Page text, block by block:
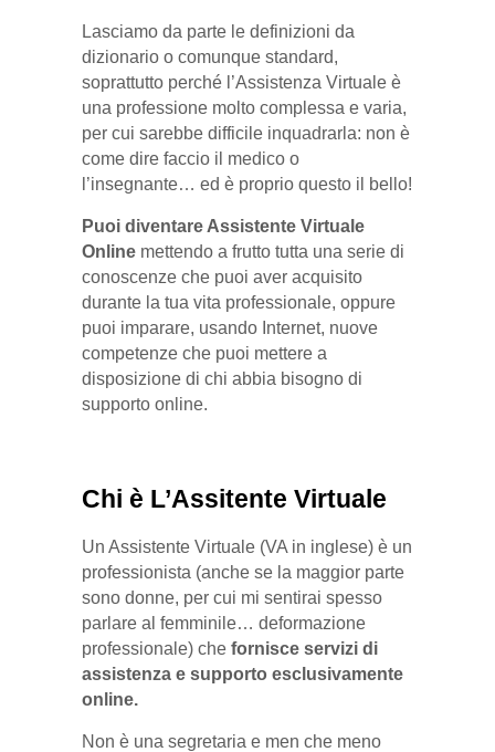
Lasciamo da parte le definizioni da
dizionario o comunque standard,
soprattutto perché l’Assistenza Virtuale è
una professione molto complessa e varia,
per cui sarebbe difficile inquadrarla: non è
come dire faccio il medico o
l’insegnante… ed è proprio questo il bello!
Puoi diventare Assistente Virtuale
Online mettendo a frutto tutta una serie di
conoscenze che puoi aver acquisito
durante la tua vita professionale, oppure
puoi imparare, usando Internet, nuove
competenze che puoi mettere a
disposizione di chi abbia bisogno di
supporto online.
Chi è L’Assitente Virtuale
Un Assistente Virtuale (VA in inglese) è un
professionista (anche se la maggior parte
sono donne, per cui mi sentirai spesso
parlare al femminile… deformazione
professionale) che fornisce servizi di
assistenza e supporto esclusivamente
online.
Non è una segretaria e men che meno